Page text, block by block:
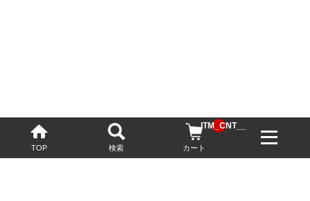
TOP 検索 カート
__ITM_CNT__